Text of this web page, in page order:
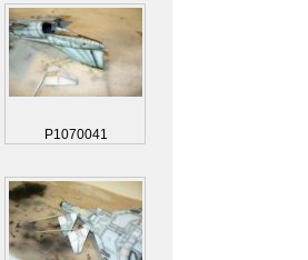
P1070041